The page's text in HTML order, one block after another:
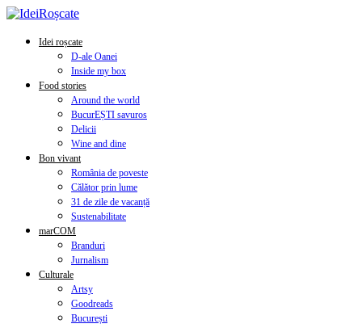
Idei roșcate
D-ale Oanei
Inside my box
Food stories
Around the world
BucurEȘTI savuros
Delicii
Wine and dine
Bon vivant
România de poveste
Călător prin lume
31 de zile de vacanță
Sustenabilitate
marCOM
Branduri
Jurnalism
Culturale
Artsy
Goodreads
București